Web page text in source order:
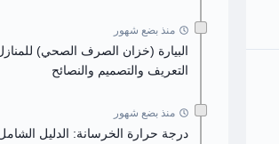
منذ بضع شهور
البيارة (خزان الصرف الصحي)
التعريف والتصميم والنصائح
منذ بضع شهور
درجة حرارة الخرسانة: الدليل الشامل